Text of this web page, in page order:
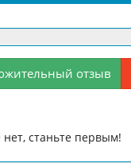
отзыв
станьте первым!